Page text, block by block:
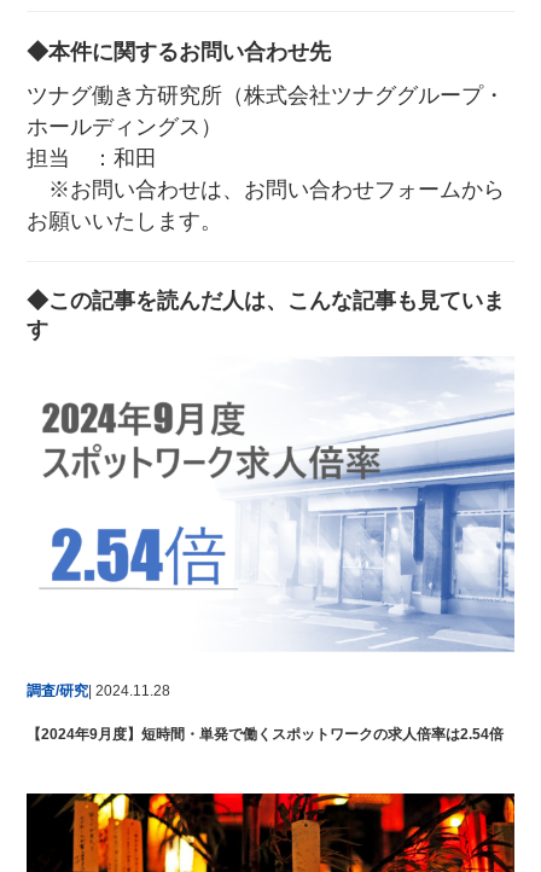
◆本件に関するお問い合わせ先
ツナグ働き方研究所（株式会社ツナググループ・
ホールディングス）
担当 ：和田
※お問い合わせは、お問い合わせフォームから
お願いいたします。
◆この記事を読んだ人は、こんな記事も見ていま
す
調査/研究 | 2024.11.28
【2024年9月度】短時間・単発で働くスポットワークの求人倍率は2.54倍